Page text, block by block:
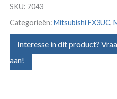
SKU: 7043
Categorieën: Mitsubishi FX3UC,
Interesse in dit product?
aan!